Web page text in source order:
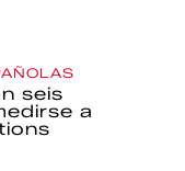
seis
a